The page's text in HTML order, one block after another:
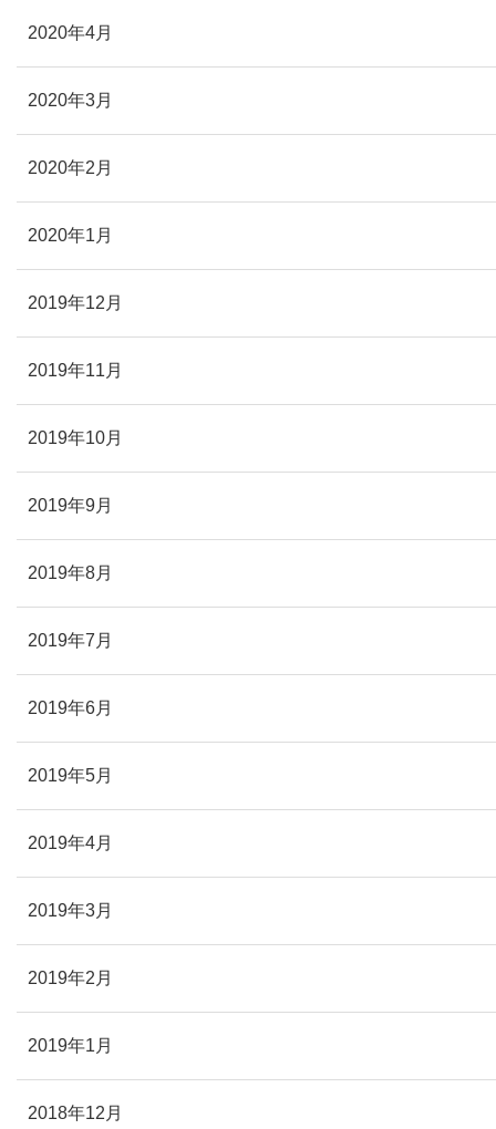
2020年4月
2020年3月
2020年2月
2020年1月
2019年12月
2019年11月
2019年10月
2019年9月
2019年8月
2019年7月
2019年6月
2019年5月
2019年4月
2019年3月
2019年2月
2019年1月
2018年12月